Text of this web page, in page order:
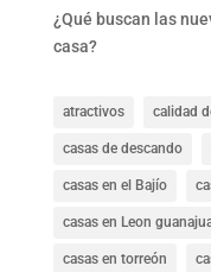
¿Qué buscan las
casa?
atractivos calidad
casas de descando
casas en el Bajío
casas en Leon
casas en torreón